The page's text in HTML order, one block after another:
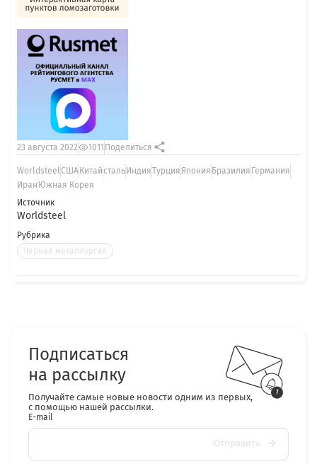
Источник
Worldsteel
Рубрика
Черная металлургия
23 августа 2022 1011 Поделиться
Worldsteel СШАКитайстальИндияТурцияЯпония Бразилия Германия
Иран Южная Корея
Подписаться
на рассылку
Получайте самые новые новости одним из первых,
с помощью нашей рассылки.
E-mail
Отправить